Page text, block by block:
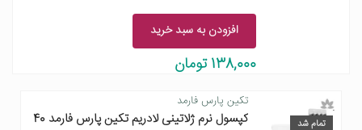
افزودن به سبد خرید
138,000 تومان
تمام شد
تکین پارس فارمد
کپسول نرم ژلاتینی لادریم تکین پارس فارمد 40